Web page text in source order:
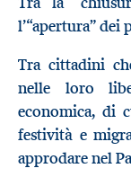
l’“apertura” dei
Tra cittadini
nelle loro
economica, di
festività e
approdare nel